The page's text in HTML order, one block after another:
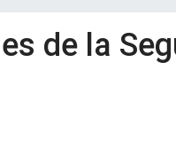
de la